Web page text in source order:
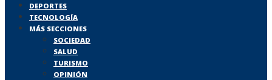
DEPORTES
TECNOLOGÍA
MÁS SECCIONES
SOCIEDAD
SALUD
TURISMO
OPINIÓN